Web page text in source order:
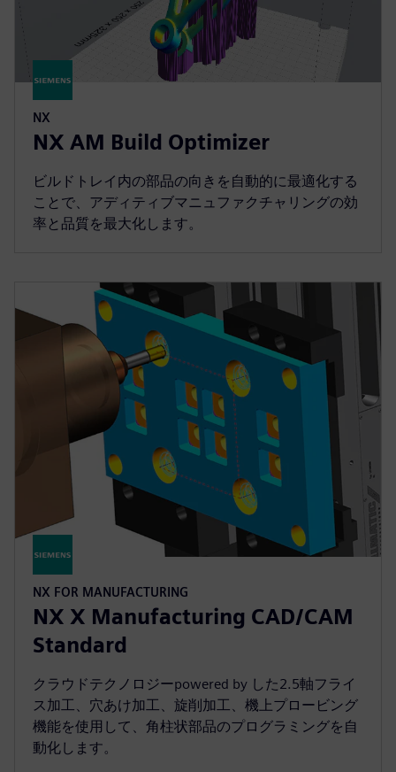
NX
NX AM Build Optimizer
ビルドトレイ内の部品の向きを自動的に最適化する
ことで、アディティブマニュファクチャリングの効
率と品質を最大化します。
NX FOR MANUFACTURING
NX X Manufacturing CAD/CAM
Standard
クラウドテクノロジーpowered by した2.5軸フライ
ス加工、穴あけ加工、旋削加工、機上プロービング
機能を使用して、角柱状部品のプログラミングを自
動化します。